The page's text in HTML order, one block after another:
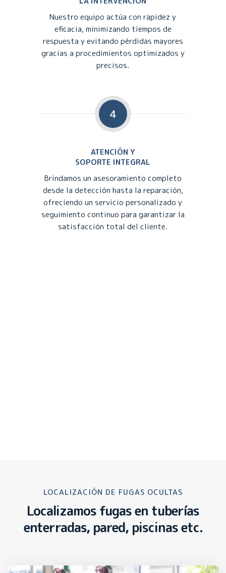
Nuestro equipo actúa con rapidez y
eficacia, minimizando tiempos de
respuesta y evitando pérdidas mayores
gracias a procedimientos optimizados y
precisos.
4
ATENCIÓN Y
SOPORTE INTEGRAL
Brindamos un asesoramiento completo
desde la detección hasta la reparación,
ofreciendo un servicio personalizado y
seguimiento continuo para garantizar la
satisfacción total del cliente.
LOCALIZACIÓN DE FUGAS OCULTAS
Localizamos fugas en tuberías
enterradas, pared, piscinas etc.